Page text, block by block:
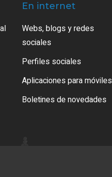
En internet
Webs, blogs y redes
sociales
Perfiles sociales
Aplicaciones para móviles
Boletines de novedades